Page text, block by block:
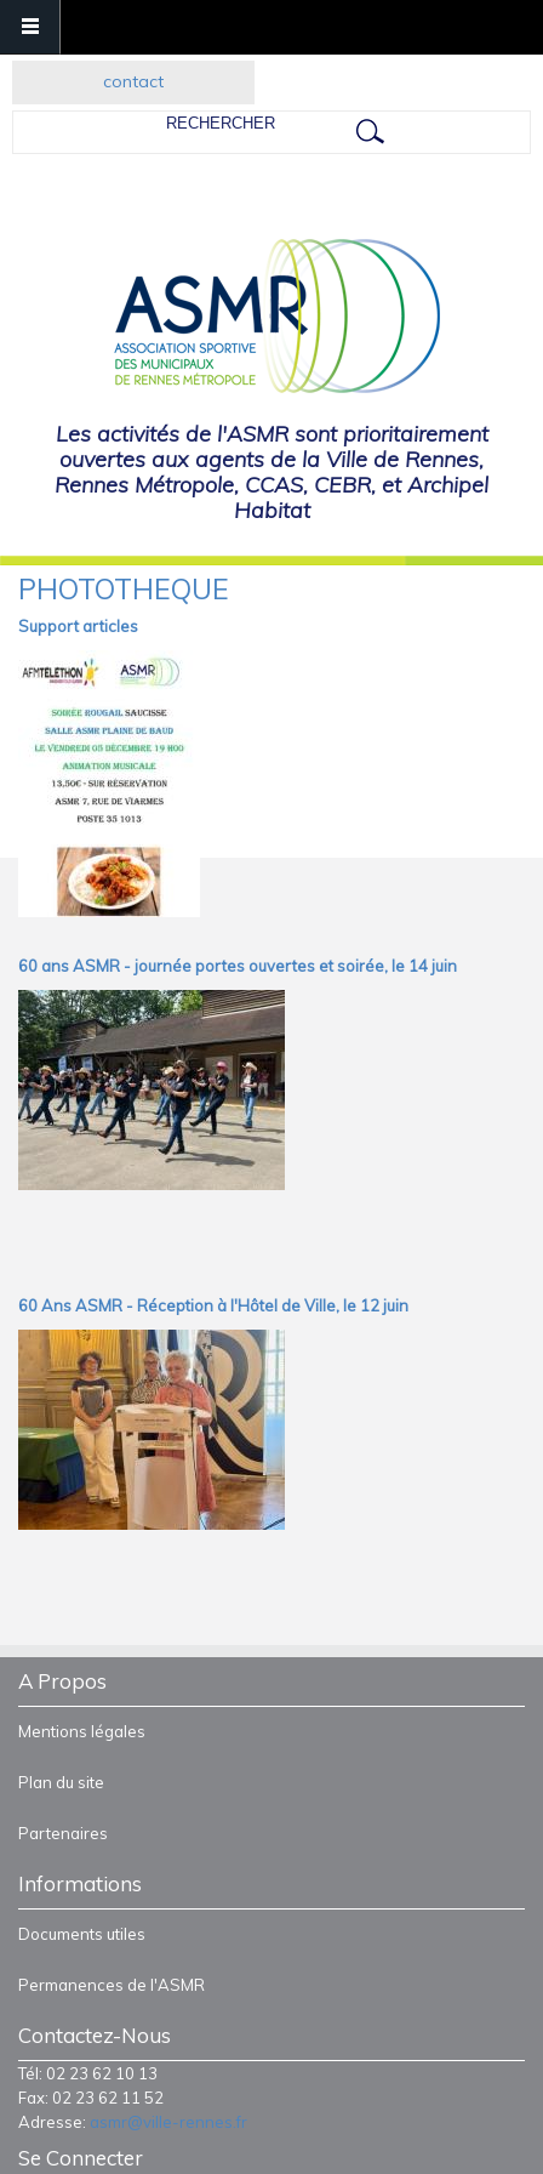
contact
Rechercher
Les activités de l'ASMR sont prioritairement
ouvertes aux agents de la Ville de Rennes,
Rennes Métropole, CCAS, CEBR, et Archipel
Habitat
Vous Êtes Ici
PHOTOTHÈQUE
Support articles
60 ans ASMR - journée portes ouvertes et soirée, le 14 juin
60 Ans ASMR - Réception à l'Hôtel de Ville, le 12 juin
A Propos
Mentions légales
Plan du site
Partenaires
Informations
Documents utiles
Permanences de l'ASMR
Contactez-Nous
Tél: 02 23 62 10 13
Fax: 02 23 62 11 52
Adresse: asmr@ville-rennes.fr
Se Connecter